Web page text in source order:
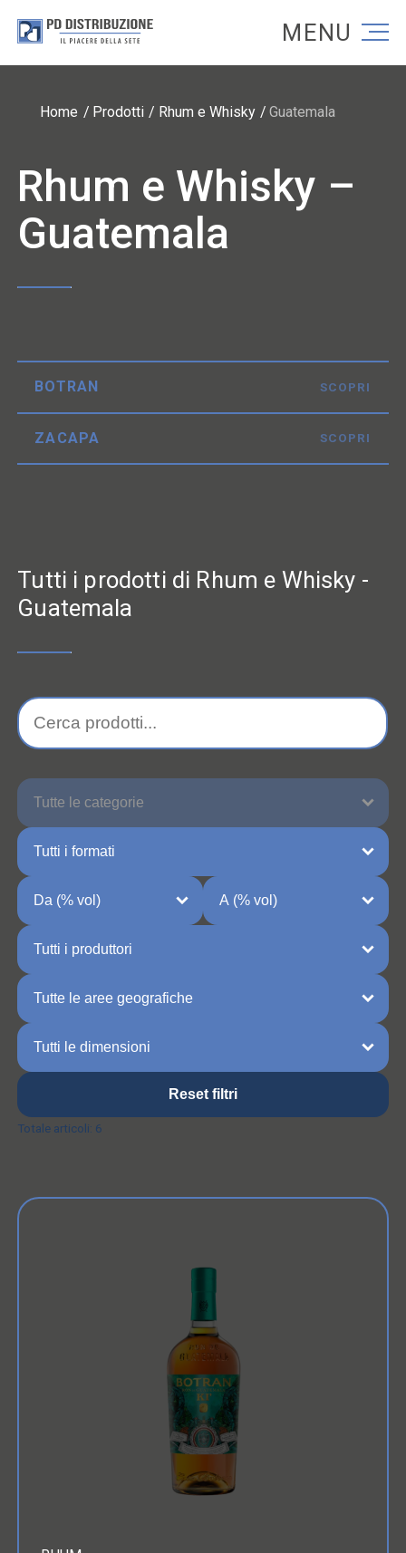
Torna alla homepage
Home Prodotti Rhum e Whisky Guatemala
Rhum e Whisky –
Guatemala
BOTRAN SCOPRI
ZACAPA SCOPRI
Tutti i prodotti di Rhum e Whisky -
Guatemala
Reset filtri
Totale articoli: 6